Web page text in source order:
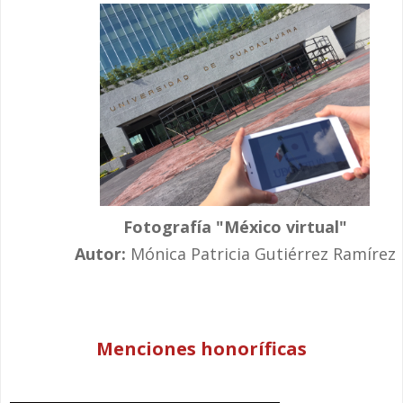
Fotografía "México virtual"
Autor: Mónica Patricia Gutiérrez Ramírez
Menciones honoríficas